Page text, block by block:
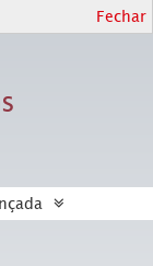
Fechar